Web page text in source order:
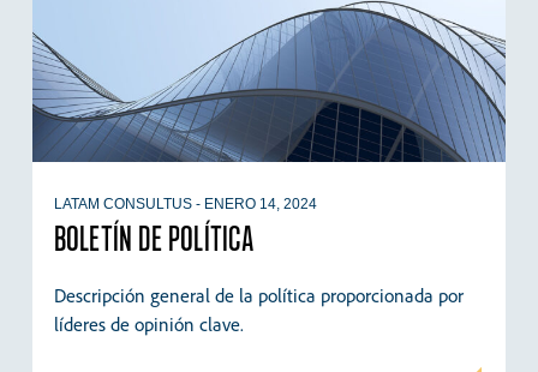
BOLETÍN DE POLÍTICA
LATAM CONSULTUS - ENERO 14, 2024
Descripción general de la política proporcionada por
líderes de opinión clave.